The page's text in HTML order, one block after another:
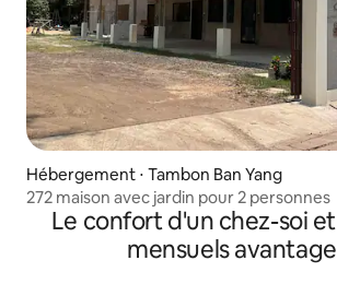
Hébergement ⋅ Tambon Ban Yang
272 maison avec jardin pour 2 personnes
Le confort d'un chez-soi
mensuels